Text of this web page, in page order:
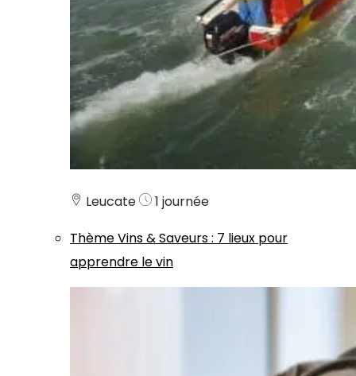
Leucate
1 journée
ThèmeVins & Saveurs: 7 lieux pour
apprendre le vin